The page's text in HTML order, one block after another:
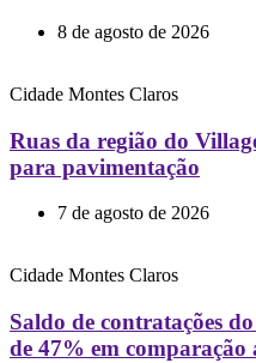
8 de agosto de 2026
Cidade Montes Claros
Ruas da região do
para pavimentação
7 de agosto de 2026
Cidade Montes Claros
Saldo de contratações
de 47% em comparação